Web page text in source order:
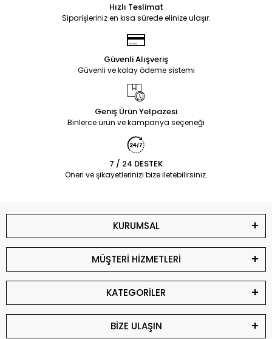
Hızlı Teslimat
Siparişleriniz en kısa sürede elinize ulaşır.
Güvenli Alışveriş
Güvenli ve kolay ödeme sistemi
Geniş Ürün Yelpazesi
Binlerce ürün ve kampanya seçeneği
7 / 24 DESTEK
Öneri ve şikayetlerinizi bize iletebilirsiniz.
KURUMSAL
MÜŞTERİ HİZMETLERİ
KATEGORİLER
BİZE ULAŞIN